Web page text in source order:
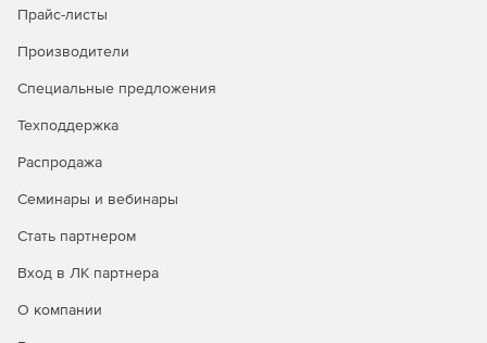
Функции ИКС Стандарт:
Защита сети.
Авторизация пользователей.
Интеграция с DLP и SIEM.
Специальные службы (встроены в
продукт и входят в его стоимость):
Прайс-листы
Производители
Специальные предложения
Техподдержка
Распродажа
Семинары и вебинары
Стать партнером
Вход в ЛК партнера
О компании